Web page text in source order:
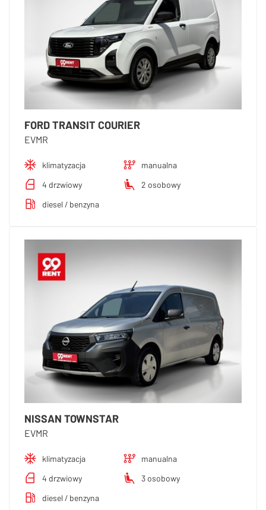
FORD TRANSIT COURIER
EVMR
klimatyzacja
manualna
4 drzwiowy
2 osobowy
diesel / benzyna
NISSAN TOWNSTAR
EVMR
klimatyzacja
manualna
4 drzwiowy
3 osobowy
diesel / benzyna